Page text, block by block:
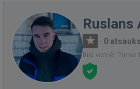
Ruslans
· 0
Bija vietnē: Pirms